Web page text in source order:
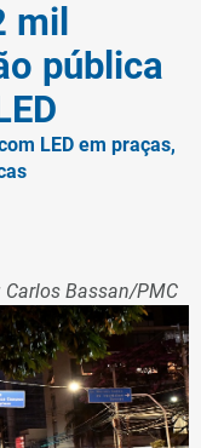
mil
pública
LED em praças,
Carlos Bassan/PMC